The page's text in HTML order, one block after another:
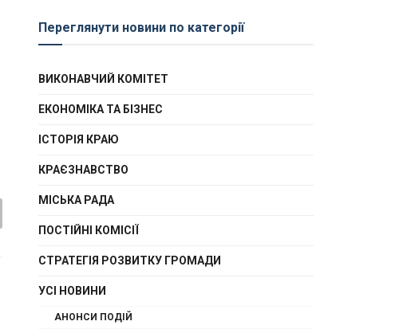
Переглянути новини по категорії
ВИКОНАВЧИЙ КОМІТЕТ
ЕКОНОМІКА ТА БІЗНЕС
ІСТОРІЯ КРАЮ
КРАЄЗНАВСТВО
МІСЬКА РАДА
ПОСТІЙНІ КОМІСІЇ
СТРАТЕГІЯ РОЗВИТКУ ГРОМАДИ
УСІ НОВИНИ
АНОНСИ ПОДІЙ